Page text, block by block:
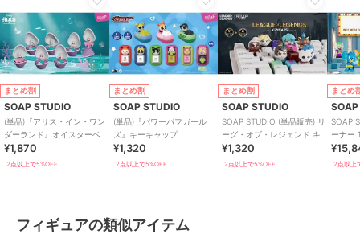
まとめ割
SOAP STUDIO
(単品)『アリス・イン・ワン
ダーランド』オイスターベビ
ー
¥1,870
2点以上で5%OFF
まとめ割
SOAP STUDIO
(単品)『パワーパフガール
ズ』キーキャップ
¥1,320
2点以上で5%OFF
まとめ割
SOAP STUDIO
SOAP STUDIO (単品販売) リ
ーグ・オブ・レジェンド キー
キャップ ブラインドボックス
¥1,320
2点以上で5%OFF
まとめ
SOAP
ーナー
ェリー
2点以上
フィギュアの類似アイテム